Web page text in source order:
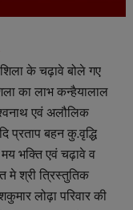
शिला के चढ़ावे बोले गए
का लाभ कन्हैयालाल
एवं अलौलिक
प्रताप बहन कु.वृद्धि
भक्ति एवं चढ़ावे व
मे श्री त्रिस्तुतिक
लोढ़ा परिवार की